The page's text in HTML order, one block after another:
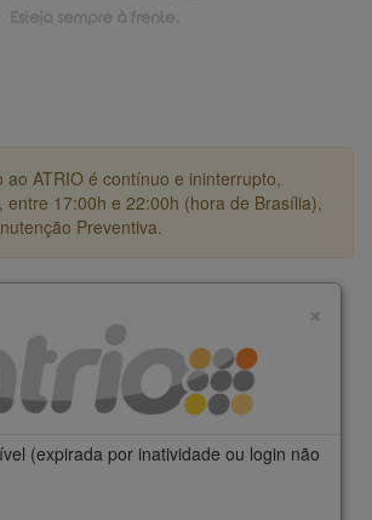
ao ATRIO é contínuo e ininterrupto,
entre 17:00h e 22:00h (hora de Brasília),
Preventiva.
×
(expirada por inatividade ou login não